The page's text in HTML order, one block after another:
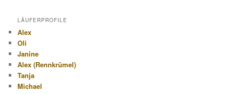
LÄUFERPROFILE
Alex
Oli
Janine
Alex (Rennkrümel)
Tanja
Michael